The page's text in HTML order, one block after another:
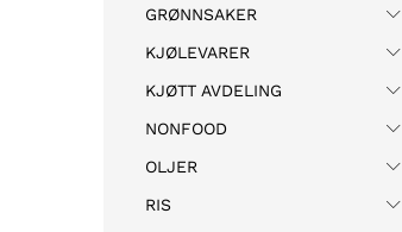
GRØNNSAKER
KJØLEVARER
KJØTT AVDELING
NONFOOD
OLJER
RIS